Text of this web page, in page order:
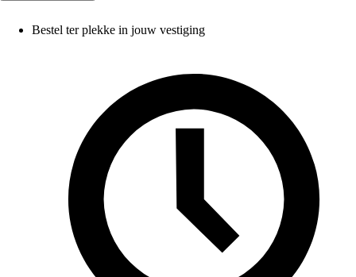
Bestel ter plekke in jouw vestiging